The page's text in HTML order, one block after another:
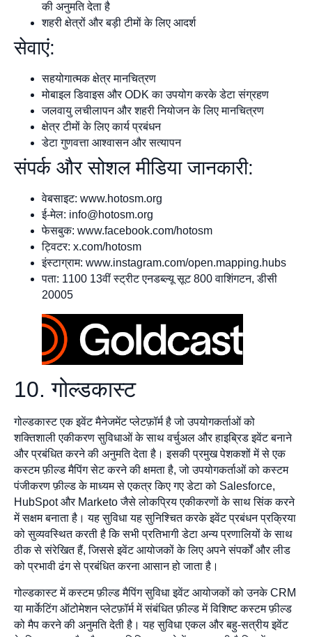
की अनुमति देता है
शहरी क्षेत्रों और बड़ी टीमों के लिए आदर्श
सेवाएं:
सहयोगात्मक क्षेत्र मानचित्रण
मोबाइल डिवाइस और ODK का उपयोग करके डेटा संग्रहण
जलवायु लचीलापन और शहरी नियोजन के लिए मानचित्रण
क्षेत्र टीमों के लिए कार्य प्रबंधन
डेटा गुणवत्ता आश्वासन और सत्यापन
संपर्क और सोशल मीडिया जानकारी:
वेबसाइट: www.hotosm.org
ई-मेल: info@hotosm.org
फेसबुक: www.facebook.com/hotosm
ट्विटर: x.com/hotosm
इंस्टाग्राम: www.instagram.com/open.mapping.hubs
पता: 1100 13वीं स्ट्रीट एनडब्ल्यू सूट 800 वाशिंगटन, डीसी
20005
10. गोल्डकास्ट
गोल्डकास्ट एक इवेंट मैनेजमेंट प्लेटफ़ॉर्म है जो उपयोगकर्ताओं को
शक्तिशाली एकीकरण सुविधाओं के साथ वर्चुअल और हाइब्रिड इवेंट बनाने
और प्रबंधित करने की अनुमति देता है। इसकी प्रमुख पेशकशों में से एक
कस्टम फ़ील्ड मैपिंग सेट करने की क्षमता है, जो उपयोगकर्ताओं को कस्टम
पंजीकरण फ़ील्ड के माध्यम से एकत्र किए गए डेटा को Salesforce,
HubSpot और Marketo जैसे लोकप्रिय एकीकरणों के साथ सिंक करने
में सक्षम बनाता है। यह सुविधा यह सुनिश्चित करके इवेंट प्रबंधन प्रक्रिया
को सुव्यवस्थित करती है कि सभी प्रतिभागी डेटा अन्य प्रणालियों के साथ
ठीक से संरेखित हैं, जिससे इवेंट आयोजकों के लिए अपने संपर्कों और लीड
को प्रभावी ढंग से प्रबंधित करना आसान हो जाता है।
गोल्डकास्ट में कस्टम फ़ील्ड मैपिंग सुविधा इवेंट आयोजकों को उनके CRM
या मार्केटिंग ऑटोमेशन प्लेटफ़ॉर्म में संबंधित फ़ील्ड में विशिष्ट कस्टम फ़ील्ड
को मैप करने की अनुमति देती है। यह सुविधा एकल और बहु-सत्रीय इवेंट